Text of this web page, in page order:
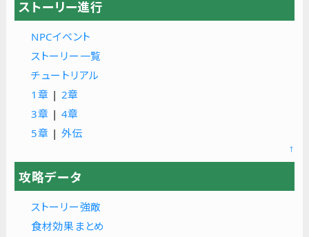
ストーリー進行
NPCイベント
ストーリー一覧
チュートリアル
1章 | 2章
3章 | 4章
5章 | 外伝
↑
攻略データ
ストーリー強敵
食材効果まとめ